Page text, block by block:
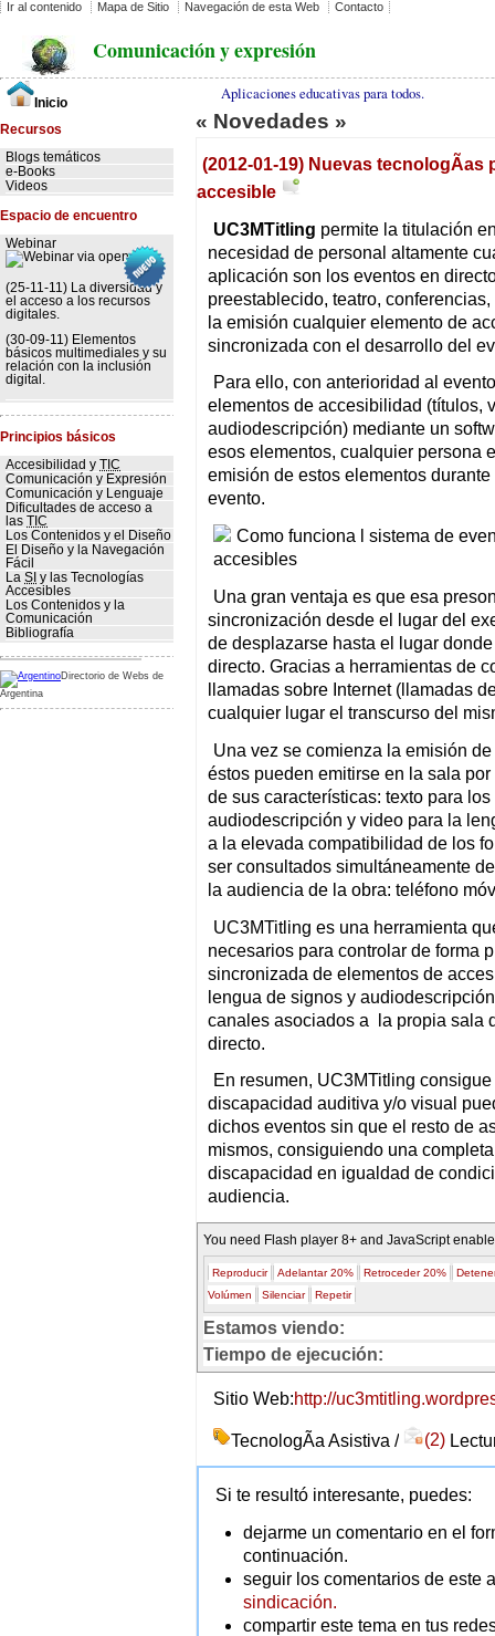
Ir al contenido Mapa de Sitio Navegación de esta Web Contacto
Comunicación y expresión
Aplicaciones educativas para todos.
Inicio
Recursos
Blogs temáticos
e-Books
Videos
Espacio de encuentro
Webinar
(25-11-11) La diversidad y
el acceso a los recursos
digitales.
(30-09-11) Elementos
básicos multimediales y su
relación con la inclusión
digital.
Principios básicos
Accesibilidad y TIC
Comunicación y Expresión
Comunicación y Lenguaje
Dificultades de acceso a
las TIC
Los Contenidos y el Diseño
El Diseño y la Navegación
Fácil
La SI y las Tecnologías
Accesibles
Los Contenidos y la
Comunicación
Bibliografía
Directorio de Webs de
Argentina
« Novedades »
(2012-01-19) Nuevas tecnologÃ­as
accesible
UC3MTitling permite la titulación
necesidad de personal altamente
aplicación son los eventos en
preestablecido, teatro,
la emisión cualquier elemento de
sincronizada con el desarrollo del
Para ello, con anterioridad al
elementos de accesibilidad (títulos,
audiodescripción) mediante un
esos elementos, cualquier persona
emisión de estos elementos
evento.
Una gran ventaja es que esa
sincronización desde el lugar del
de desplazarse hasta el lugar
directo. Gracias a herramientas de
llamadas sobre Internet (llamadas
cualquier lugar el transcurso del
Una vez se comienza la emisión
éstos pueden emitirse en la sala
de sus características: texto para
audiodescripción y video para la
a la elevada compatibilidad de los
ser consultados simultáneamente
la audiencia de la obra: teléfono
UC3MTitling es una herramienta
necesarios para controlar de forma
sincronizada de elementos de
lengua de signos y
canales asociados a la propia sala
directo.
En resumen, UC3MTitling
discapacidad auditiva y/o visual
dichos eventos sin que el resto de
mismos, consiguiendo una
discapacidad en igualdad de
audiencia.
You need Flash player 8+ and JavaScript
Reproducir Adelantar 20% Retroceder 20%
Volúmen
Silenciar Repetir
Estamos viendo:
Tiempo de ejecución:
Sitio Web:http://
TecnologÃ­a Asistiva / (2)
Si te resultó interesante, puedes:
dejarme un comentario en el
continuación.
seguir los comentarios de este
sindicación.
compartir este tema en tus